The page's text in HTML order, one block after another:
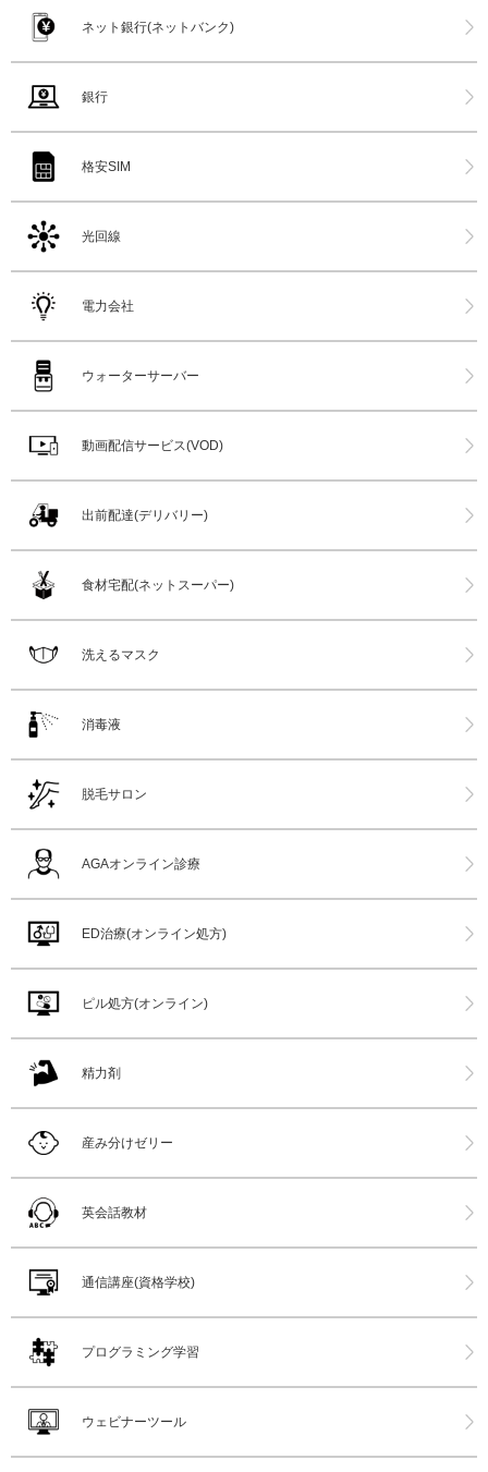
ネット銀行(ネットバンク)
銀行
格安SIM
光回線
電力会社
ウォーターサーバー
動画配信サービス(VOD)
出前配達(デリバリー)
食材宅配(ネットスーパー)
洗えるマスク
消毒液
脱毛サロン
AGAオンライン診療
ED治療(オンライン処方)
ピル処方(オンライン)
精力剤
産み分けゼリー
英会話教材
通信講座(資格学校)
プログラミング学習
ウェビナーツール